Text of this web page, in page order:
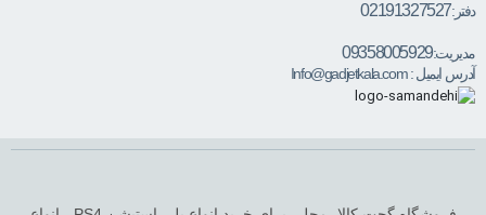
دفتر:02191327527
مدیریت:09358005929
آدرس ایمیل :Info@gadjetkala.com